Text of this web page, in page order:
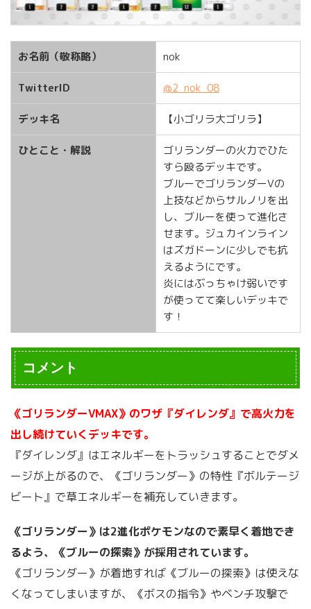
お名前（敬称略） nok
TwitterID @2_nok_08
デッキ名 【小ゴリラ大ゴリラ】
ひとこと・解説
ゴリランダーの火力でひた
すら殴るデッキです。
ブルーでゴリランダーVの
上技などからサルノリを出
し、ブルーを使って進化さ
せます。ジュカインライン
はズガドーンに少しでも抗
えるようにです。
炎にはぶっちゃけ弱いです
が使ってて楽しいデッキで
す！
コメント
《ゴリランダーVMAX》のワザ『ダイレンダ』で高火力を
出し続けていくデッキです。
『ダイレンダ』はエネルギーをトラッシュすることでダメ
ージが上がるので、《ゴリランダー》の特性『ボルテージ
ビート』で草エネルギーを補充していきます。
《ゴリランダー》は2進化ポケモンなので素早く着地でき
るよう、《ブルーの探索》が採用されています。
《ゴリランダー》が着地すれば《ブルーの探索》は使えな
くなってしまいますが、《ボスの指令》やベンチ攻撃で